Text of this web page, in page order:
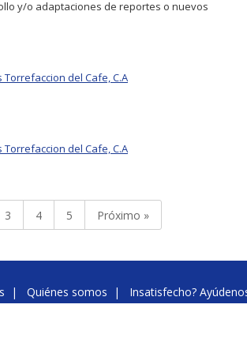
y/o adaptaciones de reportes o nuevos
del Cafe, C.A
del Cafe, C.A
3 4 5 Próximo »
| Quiénes somos | Insatisfecho?